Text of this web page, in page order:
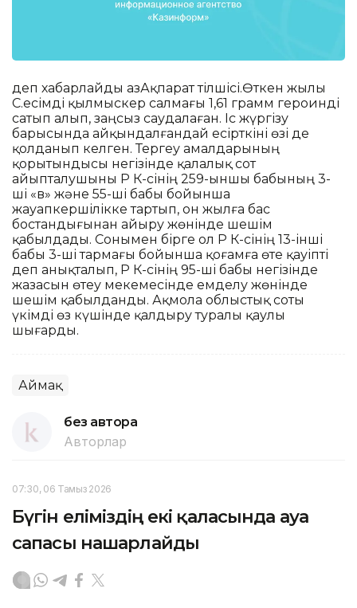
деп хабарлайды ҚазАқпарат тілшісі.Өткен жылы
С.есімді қылмыскер салмағы 1,61 грамм героинді
сатып алып, заңсыз саудалаған. Іс жүргізу
барысында айқындалғандай есірткіні өзі де
қолданып келген. Тергеу амалдарының
қорытындысы негізінде қалалық сот
айыпталушыны ҚР ҚК-сінің 259-ыншы бабының 3-
ші «в» және 55-ші бабы бойынша
жауапкершілікке тартып, он жылға бас
бостандығынан айыру жөнінде шешім
қабылдады. Сонымен бірге ол ҚР ҚК-сінің 13-інші
бабы 3-ші тармағы бойынша қоғамға өте қауіпті
деп анықталып, ҚР ҚК-сінің 95-ші бабы негізінде
жазасын өтеу мекемесінде емделу жөнінде
шешім қабылданды. Ақмола облыстық соты
үкімді өз күшінде қалдыру туралы қаулы
шығарды.
Аймақ
без автора
Авторлар
07:30, 06 Тамыз 2026
Бүгін еліміздің екі қаласында ауа
сапасы нашарлайды